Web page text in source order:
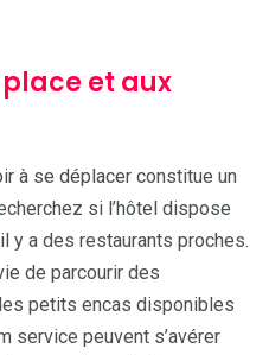
et aux
à se déplacer constitue un
si l’hôtel dispose
y a des restaurants proches.
de parcourir des
petits encas disponibles
service peuvent s’avérer